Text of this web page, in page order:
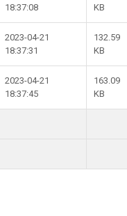
18:37:08
KB
2023-04-21
18:37:31
132.59
KB
2023-04-21
18:37:45
163.09
KB